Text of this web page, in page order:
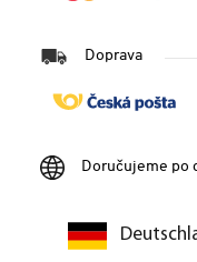
Doprava
Doručujeme po